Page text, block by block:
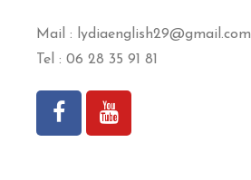
Mail : lydiaenglish29@gmail.com
Tel : 06 28 35 91 81